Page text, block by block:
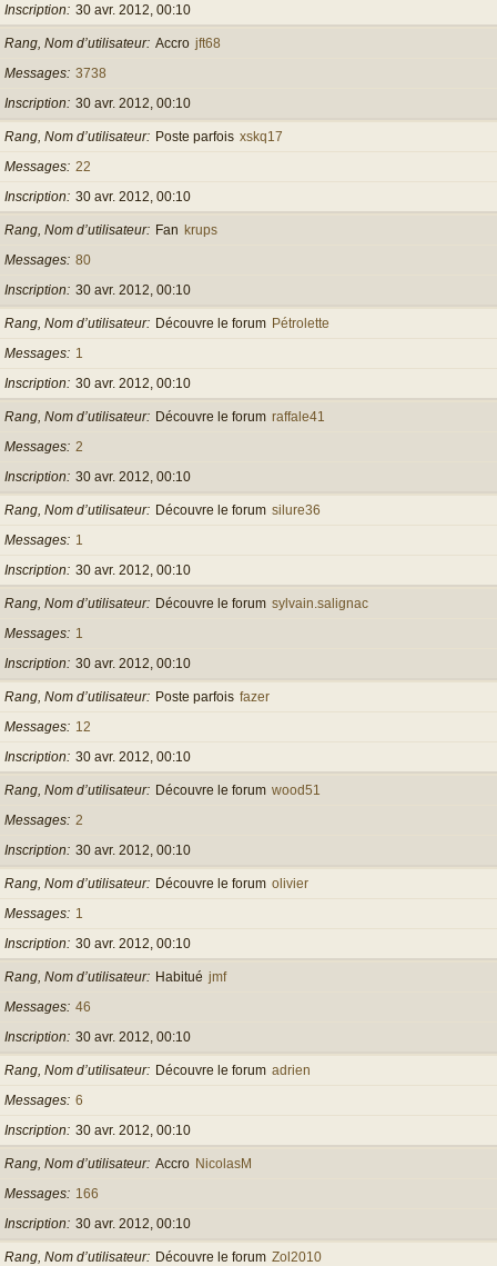
Inscription
30 avr. 2012, 00:10
Rang, Nom d’utilisateur Accro jft68
Messages 3738
Inscription
30 avr. 2012, 00:10
Rang, Nom d’utilisateur Poste parfois xskq17
Messages 22
Inscription
30 avr. 2012, 00:10
Rang, Nom d’utilisateur Fan krups
Messages 80
Inscription
30 avr. 2012, 00:10
Rang, Nom d’utilisateur Découvre le forum Pétrolette
Messages
1
Inscription
30 avr. 2012, 00:10
Rang, Nom d’utilisateur Découvre le forum raffale41
Messages 2
Inscription
30 avr. 2012, 00:10
Rang, Nom d’utilisateur Découvre le forum silure36
Messages
1
Inscription
30 avr. 2012, 00:10
Rang, Nom d’utilisateur Découvre le forum sylvain.salignac
Messages
1
Inscription
30 avr. 2012, 00:10
Rang, Nom d’utilisateur Poste parfois fazer
Messages
12
Inscription
30 avr. 2012, 00:10
Rang, Nom d’utilisateur Découvre le forum wood51
Messages 2
Inscription
30 avr. 2012, 00:10
Rang, Nom d’utilisateur Découvre le forum olivier
Messages
1
Inscription
30 avr. 2012, 00:10
Rang, Nom d’utilisateur Habitué jmf
Messages 46
Inscription
30 avr. 2012, 00:10
Rang, Nom d’utilisateur Découvre le forum adrien
Messages 6
Inscription
30 avr. 2012, 00:10
Rang, Nom d’utilisateur Accro NicolasM
Messages
166
Inscription
30 avr. 2012, 00:10
Rang, Nom d’utilisateur Découvre le forum Zol2010